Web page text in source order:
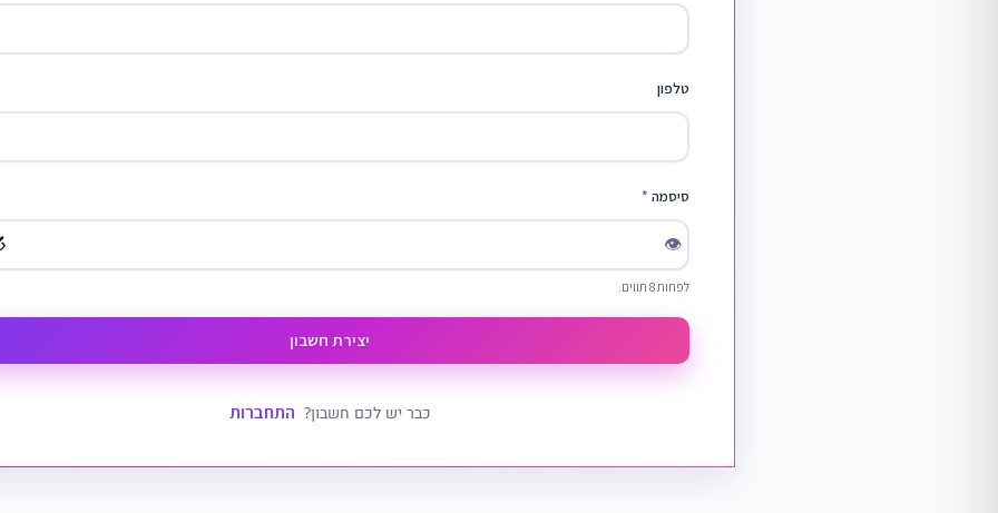
טלפון
סיסמה *
👁
לפחות 8 תווים.
יצירת חשבון
כבר יש לכם חשבון? התחברות